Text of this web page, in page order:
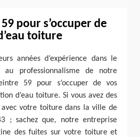
pour s’occuper de
toiture
années d’expérience dans le
au professionnalisme de notre
59 pour s’occuper de vos
d’eau toiture. Si vous avez des
votre toiture dans la ville de
; sachez que, notre entreprise
des fuites sur votre toiture et